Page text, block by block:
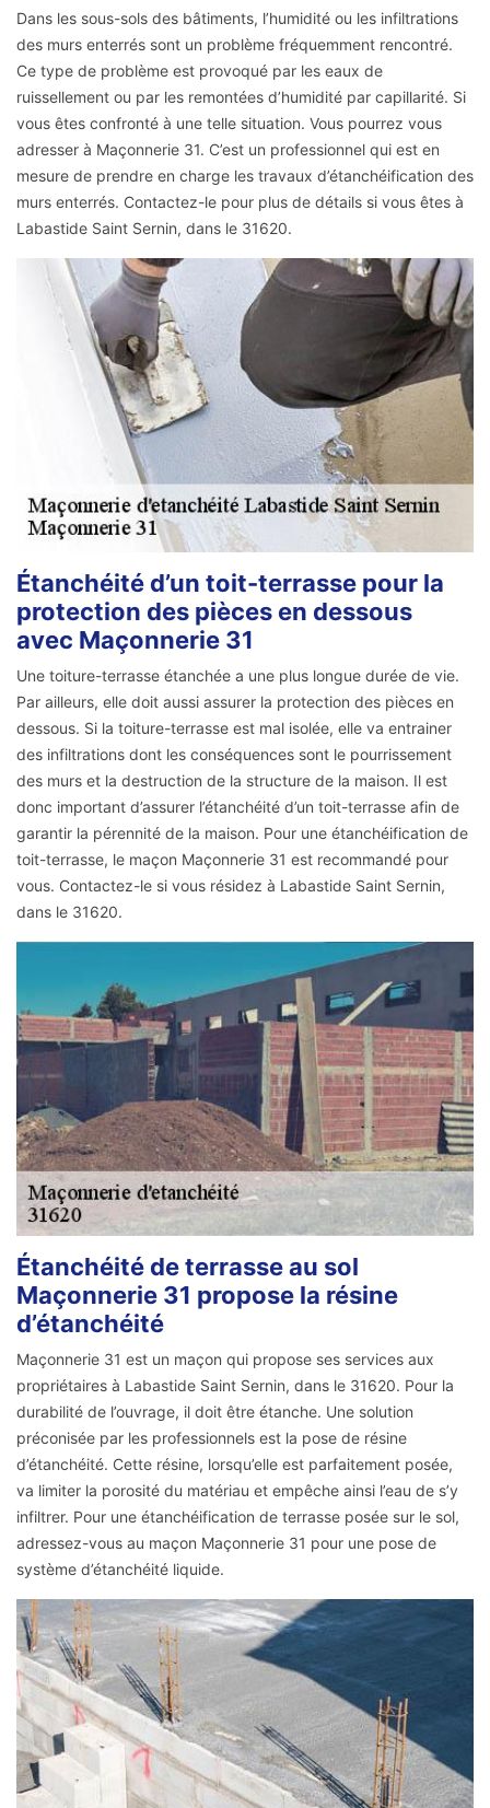
Dans les sous-sols des bâtiments, l’humidité ou les infiltrations
des murs enterrés sont un problème fréquemment rencontré.
Ce type de problème est provoqué par les eaux de
ruissellement ou par les remontées d’humidité par capillarité. Si
vous êtes confronté à une telle situation. Vous pourrez vous
adresser à Maçonnerie 31. C’est un professionnel qui est en
mesure de prendre en charge les travaux d’étanchéification des
murs enterrés. Contactez-le pour plus de détails si vous êtes à
Labastide Saint Sernin, dans le 31620.
Étanchéité d’un toit-terrasse pour la
protection des pièces en dessous
avec Maçonnerie 31
Une toiture-terrasse étanchée a une plus longue durée de vie.
Par ailleurs, elle doit aussi assurer la protection des pièces en
dessous. Si la toiture-terrasse est mal isolée, elle va entrainer
des infiltrations dont les conséquences sont le pourrissement
des murs et la destruction de la structure de la maison. Il est
donc important d’assurer l’étanchéité d’un toit-terrasse afin de
garantir la pérennité de la maison. Pour une étanchéification de
toit-terrasse, le maçon Maçonnerie 31 est recommandé pour
vous. Contactez-le si vous résidez à Labastide Saint Sernin,
dans le 31620.
Étanchéité de terrasse au sol
Maçonnerie 31 propose la résine
d’étanchéité
Maçonnerie 31 est un maçon qui propose ses services aux
propriétaires à Labastide Saint Sernin, dans le 31620. Pour la
durabilité de l’ouvrage, il doit être étanche. Une solution
préconisée par les professionnels est la pose de résine
d’étanchéité. Cette résine, lorsqu’elle est parfaitement posée,
va limiter la porosité du matériau et empêche ainsi l’eau de s’y
infiltrer. Pour une étanchéification de terrasse posée sur le sol,
adressez-vous au maçon Maçonnerie 31 pour une pose de
système d’étanchéité liquide.